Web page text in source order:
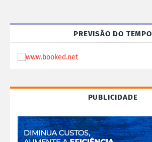
PREVISÃO DO TEMPO
PUBLICIDADE